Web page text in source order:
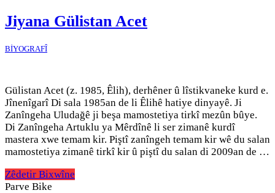
Jiyana Gülistan Acet
BİYOGRAFÎ
Gülistan Acet (z. 1985, Êlih), derhêner û lîstikvaneke kurd e.
Jînenîgarî Di sala 1985an de li Êlihê hatiye dinyayê. Ji
Zanîngeha Uludağê ji beşa mamostetiya tirkî mezûn bûye.
Di Zanîngeha Artuklu ya Mêrdînê li ser zimanê kurdî
mastera xwe temam kir. Piştî zanîngeh temam kir wê du salan
mamostetiya zimanê tirkî kir û piştî du salan di 2009an de …
Zêdetir Bixwîne
Parve Bike